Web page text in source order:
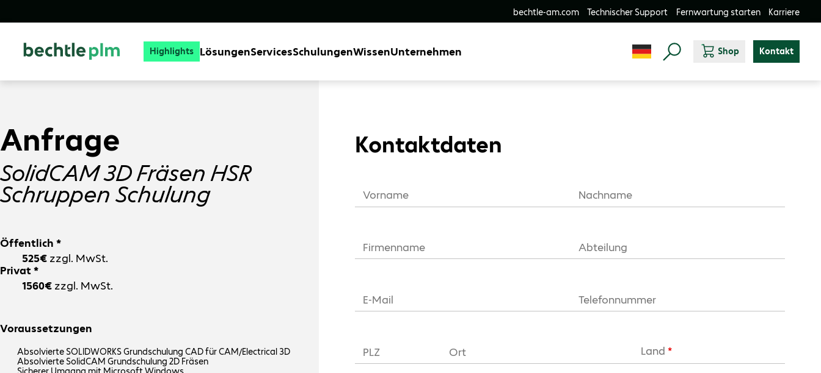
bechtle-am.com Technischer Support Fernwartung starten Karriere
Highlights LösungenServicesSchulungenWissenUnternehmen Shop Kontakt
Anfrage
SolidCAM 3D Fräsen HSR
Schruppen Schulung
Öffentlich *
525€ zzgl. MwSt.
Privat *
1560€ zzgl. MwSt.
Voraussetzungen
Absolvierte SOLIDWORKS Grundschulung CAD für CAM/Electrical 3D
Absolvierte SolidCAM Grundschulung 2D Fräsen
Kontaktdaten
Land *